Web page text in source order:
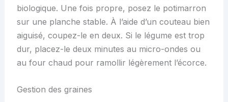
biologique. Une fois propre, posez le potimarron
sur une planche stable. À l’aide d’un couteau bien
aiguisé, coupez-le en deux. Si le légume est trop
dur, placez-le deux minutes au micro-ondes ou
au four chaud pour ramollir légèrement l’écorce.
Gestion des graines